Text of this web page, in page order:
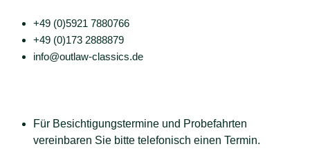
+49 (0)5921 7880766
+49 (0)173 2888879
info@outlaw-classics.de
Für Besichtigungstermine und Probefahrten
vereinbaren Sie bitte telefonisch einen Termin.